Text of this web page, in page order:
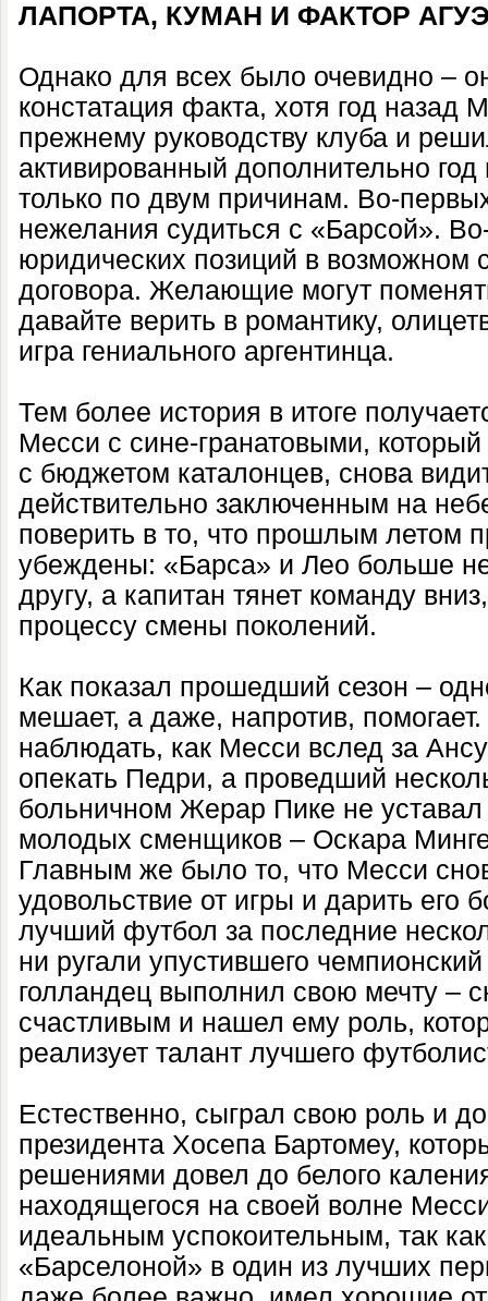
ЛАПОРТА, КУМАН И ФАКТОР
Однако для всех было очевидно –
констатация факта, хотя год назад
прежнему руководству клуба и
активированный дополнительно
только по двум причинам. Во-
нежелания судиться с «Барсой».
юридических позиций в возможном
договора. Желающие могут
давайте верить в романтику,
игра гениального аргентинца.
Тем более история в итоге
Месси с сине-гранатовыми,
с бюджетом каталонцев, снова
действительно заключенным на
поверить в то, что прошлым летом
убеждены: «Барса» и Лео больше не
другу, а капитан тянет команду
процессу смены поколений.
Как показал прошедший сезон –
мешает, а даже, напротив,
наблюдать, как Месси вслед за
опекать Педри, а проведший
больничном Жерар Пике не уставал
молодых сменщиков – Оскара
Главным же было то, что Месси
удовольствие от игры и дарить его
лучший футбол за последние
ни ругали упустившего
голландец выполнил свою мечту –
счастливым и нашел ему роль,
реализует талант лучшего
Естественно, сыграл свою роль и
президента Хосепа Бартомеу,
решениями довел до белого
находящегося на своей волне
идеальным успокоительным, так
«Барселоной» в один из лучших